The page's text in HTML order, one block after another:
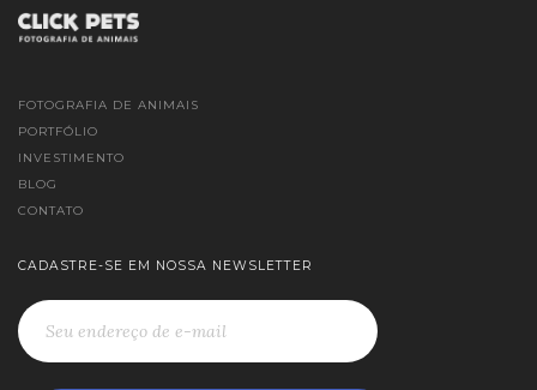
FOTOGRAFIA DE ANIMAIS
PORTFÓLIO
INVESTIMENTO
BLOG
CONTATO
CADASTRE-SE EM NOSSA NEWSLETTER